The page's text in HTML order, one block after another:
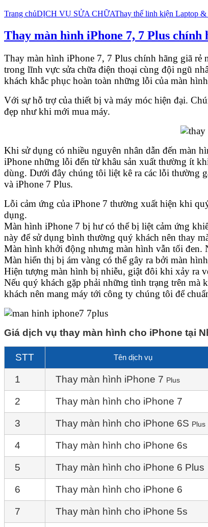
Trang chủDỊCH VỤ SỬA CHỮAThay thế linh kiện Laptop
Thay màn hình iPhone 7, 7 Plus chính
Thay màn hình iPhone 7, 7 Plus chính hãng giã
trong lĩnh vực sửa chữa điện thoại cùng đội ngũ
khách khắc phục hoàn toàn những lỗi của màn
Với sự hỗ trợ của thiết bị và máy móc hiện đại.
đẹp như khi mới mua máy.
Khi sử dụng có nhiều nguyên nhân dẫn đến màn
iPhone những lỗi đến từ khâu sản xuất thường ít
dùng. Dưới đây chúng tôi liệt kê ra các lỗi thường
và iPhone 7 Plus.
Lỗi cảm ứng của iPhone 7 thường xuất hiện khi
dụng.
Màn hình iPhone 7 bị hư có thể bị liệt cảm ứng
này để sử dụng bình thường quý khách nên thay
Màn hình khởi động nhưng màn hình vẫn tối đen.
Màn hiển thị bị ám vàng có thể gây ra bởi màn
Hiện tượng màn hình bị nhiễu, giật đôi khi xảy ra
Nếu quý khách gặp phải những tình trạng trên
khách nên mang máy tới công ty chúng tôi để
Giá dịch vụ thay màn hình cho iPhone tại
STT Tên dịch vụ
1 Thay màn hình iPhone 7 Plus
2 Thay màn hình cho iPhone 7
3 Thay màn hình cho iPhone 6S Plus
4 Thay màn hình cho iPhone 6s
5 Thay màn hình cho iPhone 6 Plus
6 Thay màn hình cho iPhone 6
7 Thay màn hình cho iPhone 5s